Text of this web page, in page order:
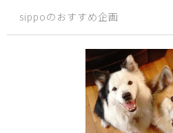
sippoのおすすめ企画